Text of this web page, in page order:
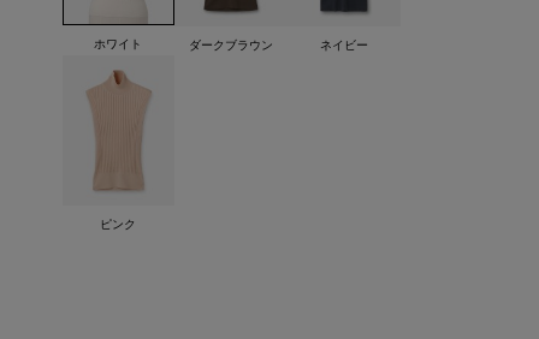
ホワイト ダークブラウン ネイビー
ピンク